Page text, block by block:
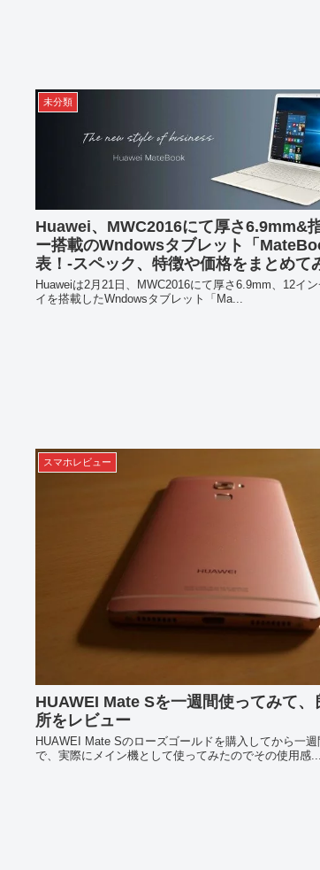
未分類
Huawei、MWC2016にて厚さ6.9mm&
ー搭載のWndowsタブレット「
表！-スペック、特徴や価格をまとめて
Huaweiは2月21日、MWC2016にて厚さ6.9mm、12イ
イを搭載したWndowsタブレット「Ma...
スマホレビュー
HUAWEI Mate Sを一週間使ってみて、
所をレビュー
HUAWEI Mate Sのローズゴールドを購入してから一
で、実際にメイン機として使ってみたのでその使用感...